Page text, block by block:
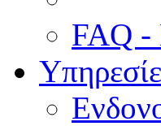
FAQ -